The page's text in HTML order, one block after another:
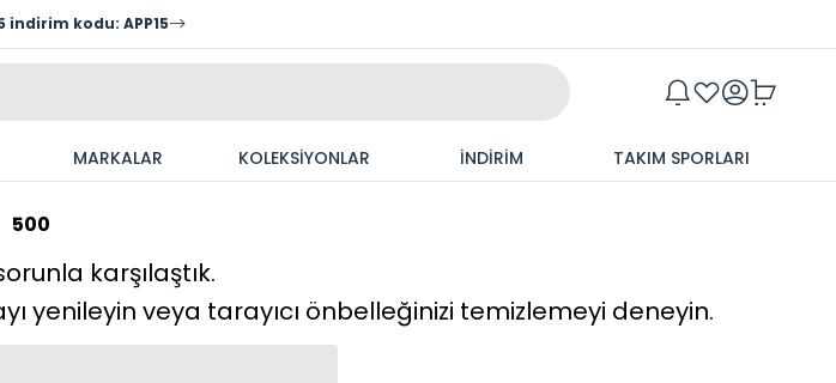
indirim kodu: APP15
MARKALAR KOLEKSİYONLAR İNDİRİM TAKIM SPORLARI
500
karşılaştık.
yenileyin veya tarayıcı önbelleğinizi temizlemeyi deneyin.